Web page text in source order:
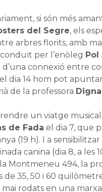
si són més
del Segre, els
arbres florits, amb
conduït per l’enòleg Pol
connexió entre
dia 14 hom pot
de la professora
un viatge
de Fada el dia 7, que
(19 h). I a
canina (dia 8, a les
Montmeneu 494, la
de 35, 50 i 60
rodats en una